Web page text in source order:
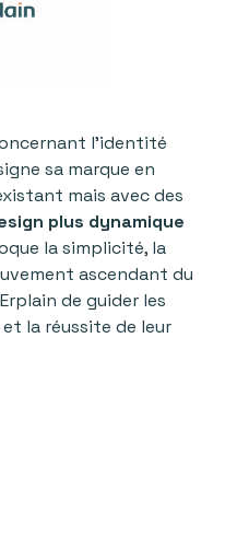
l’identité
sa marque en
mais avec des
plus dynamique
la simplicité, la
ascendant du
de guider les
la réussite de leur